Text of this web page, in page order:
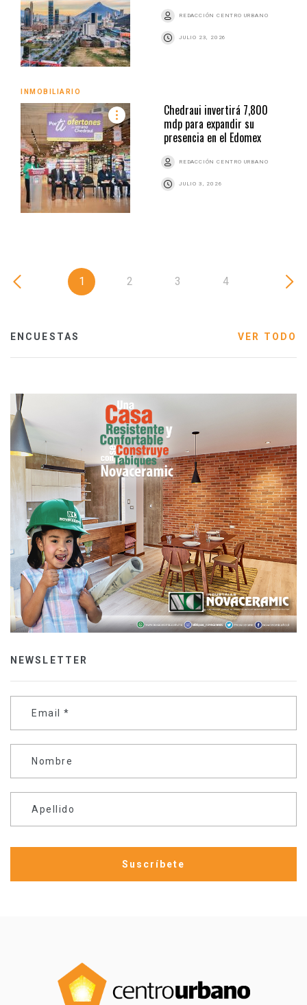
REDACCIÓN CENTRO URBANO
JULIO 23, 2026
INMOBILIARIO
Chedraui invertirá 7,800
mdp para expandir su
presencia en el Edomex
REDACCIÓN CENTRO URBANO
JULIO 3, 2026
1 2 3 4
ENCUESTAS VER TODO
NEWSLETTER
Email *
Nombre
Apellido